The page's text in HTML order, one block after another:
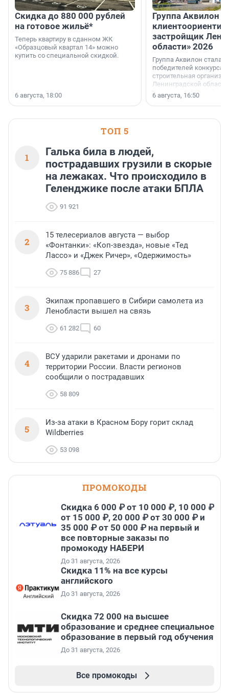
Скидка до 880 000 рублей
на готовое жильё*
Теперь квартиру в сданном ЖК
«Образцовый квартал 14» можно
купить со специальной скидкой.
6 августа, 18:00
Группа Аквилон
застройщик
области» 2026
Группа Аквилон стала
победителей конкурса
строительная
Ленинградской области
номинации «Самый
застройщик
области».
6 августа, 16:50
ТОП 5
1
Галька била в людей,
пострадавших грузили в скорые
на лежаках. Что происходило в
Геленджике после атаки БПЛА
91 921
2
15 телесериалов августа — выбор
«Фонтанки»: «Коп-звезда», новые «Тед
Лассо» и «Джек Ричер», «Одержимость»
75 886 27
3
Экипаж пропавшего в Сибири самолета из
Ленобласти вышел на связь
61 282 60
4
ВСУ ударили ракетами и дронами по
территории России. Власти регионов
сообщили о пострадавших
58 809
5
Из-за атаки в Красном Бору горит склад
Wildberries
53 098
ПРОМОКОДЫ
Скидка 6 000 ₽ от 10 000 ₽, 10 000 ₽
от 15 000 ₽, 20 000 ₽ от 30 000 ₽ и
35 000 ₽ от 50 000 ₽ на первый и
все повторные заказы по
промокоду НАБЕРИ
До 31 августа, 2026
Скидка 11% на все курсы
английского
До 31 августа, 2026
Скидка 72 000 на высшее
образование и среднее специальное
образование в первый год обучения
До 31 августа, 2026
Все промокоды